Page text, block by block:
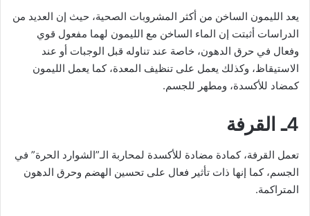
يعد الليمون الساخن من أكثر المشروبات الصحية، حيث إن العديد من
الدراسات أثبتت إن الماء الساخن مع الليمون لهما مفعول قوي
وفعال في حرق الدهون، خاصة عند تناوله قبل الوجبات أو عند
الاستيقاظ، وكذلك يعمل على تنظيف المعدة، كما يعمل الليمون
كمضاد للأكسدة، ومطهر للجسم.
4ـ القرفة
تعمل القرفة، كمادة مضادة للأكسدة لمحاربة الـ”الشوارد الحرة” في
الجسم، كما إنها ذات تأثير فعال على تحسين الهضم وحرق الدهون
المتراكمة.